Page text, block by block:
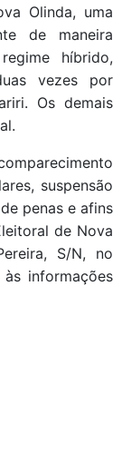
Olinda, uma
de maneira
híbrido,
vezes por
Os demais
suspensão
penas e afins
de Nova
S/N, no
informações